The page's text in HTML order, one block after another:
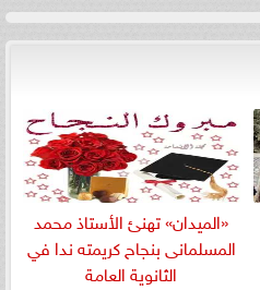
«الميدان» تهنئ الأستاذ محمد
المسلمانى بنجاح كريمته ندا في
الثانوية العامة